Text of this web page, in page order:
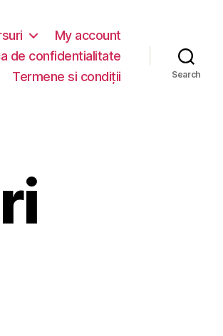
My account
de confidentialitate
Termene si condiții Search